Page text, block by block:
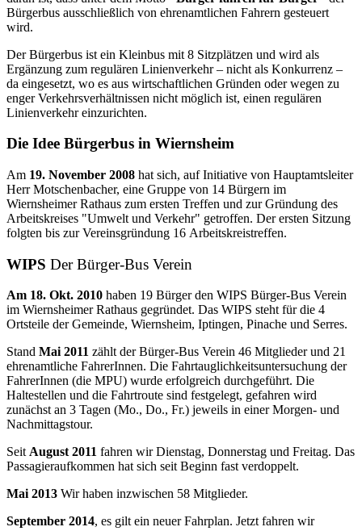
Bürgerbus ausschließlich von ehrenamtlichen Fahrern gesteuert
wird.
Der Bürgerbus ist ein Kleinbus mit 8 Sitzplätzen und wird als
Ergänzung zum regulären Linienverkehr – nicht als Konkurrenz –
da eingesetzt, wo es aus wirtschaftlichen Gründen oder wegen zu
enger Verkehrsverhältnissen nicht möglich ist, einen regulären
Linienverkehr einzurichten.
Die Idee Bürgerbus in Wiernsheim
Am 19. November 2008 hat sich, auf Initiative von Hauptamtsleiter
Herr Motschenbacher, eine Gruppe von 14 Bürgern im
Wiernsheimer Rathaus zum ersten Treffen und zur Gründung des
Arbeitskreises "Umwelt und Verkehr" getroffen. Der ersten Sitzung
folgten bis zur Vereinsgründung 16 Arbeitskreistreffen.
WIPS Der Bürger-Bus Verein
Am 18. Okt. 2010 haben 19 Bürger den WIPS Bürger-Bus Verein
im Wiernsheimer Rathaus gegründet. Das WIPS steht für die 4
Ortsteile der Gemeinde, Wiernsheim, Iptingen, Pinache und Serres.
Stand Mai 2011 zählt der Bürger-Bus Verein 46 Mitglieder und 21
ehrenamtliche FahrerInnen. Die Fahrtauglichkeitsuntersuchung der
FahrerInnen (die MPU) wurde erfolgreich durchgeführt. Die
Haltestellen und die Fahrtroute sind festgelegt, gefahren wird
zunächst an 3 Tagen (Mo., Do., Fr.) jeweils in einer Morgen- und
Nachmittagstour.
SeitAugust 2011 fahren wir Dienstag, Donnerstag und Freitag. Das
Passagieraufkommen hat sich seit Beginn fast verdoppelt.
Mai 2013 Wir haben inzwischen 58 Mitglieder.
September 2014, es gilt ein neuer Fahrplan. Jetzt fahren wir